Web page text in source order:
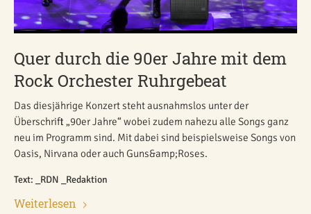
Quer durch die 90er Jahre mit dem
Rock Orchester Ruhrgebeat
Das diesjährige Konzert steht ausnahmslos unter der
Überschrift „90er Jahre“ wobei zudem nahezu alle Songs ganz
neu im Programm sind. Mit dabei sind beispielsweise Songs von
Oasis, Nirvana oder auch Guns&amp;Roses.
Text: _RDN _Redaktion
Weiterlesen